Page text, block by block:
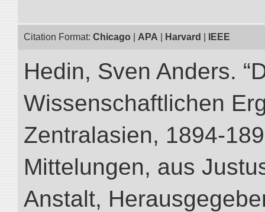
Citation Format: Chicago APA Harvard IEEE
Hedin, Sven Anders.
Wissenschaftlichen
Zentralasien, 1894-
Mittelungen, aus
Anstalt,